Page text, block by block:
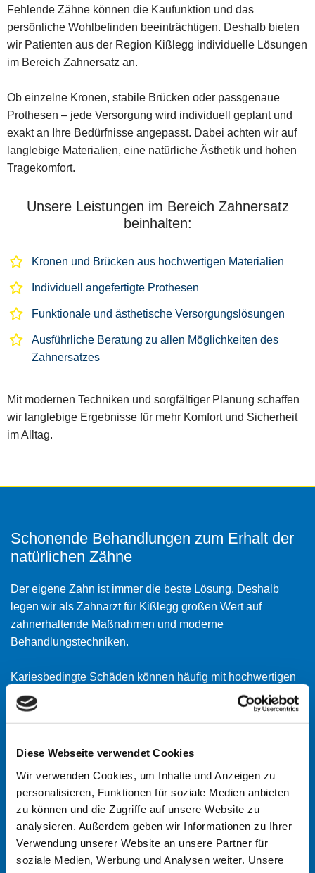
Diese Webseite verwendet Cookies
Wir verwenden Cookies, um Inhalte und Anzeigen zu
personalisieren, Funktionen für soziale Medien anbieten
zu können und die Zugriffe auf unsere Website zu
analysieren. Außerdem geben wir Informationen zu Ihrer
Verwendung unserer Website an unsere Partner für
soziale Medien, Werbung und Analysen weiter. Unsere
Fehlende Zähne können die Kaufunktion und das
persönliche Wohlbefinden beeinträchtigen. Deshalb bieten
wir Patienten aus der Region Kißlegg individuelle Lösungen
im Bereich Zahnersatz an.
Ob einzelne Kronen, stabile Brücken oder passgenaue
Prothesen – jede Versorgung wird individuell geplant und
exakt an Ihre Bedürfnisse angepasst. Dabei achten wir auf
langlebige Materialien, eine natürliche Ästhetik und hohen
Tragekomfort.
Unsere Leistungen im Bereich Zahnersatz
beinhalten:
Kronen und Brücken aus hochwertigen Materialien
Individuell angefertigte Prothesen
Funktionale und ästhetische Versorgungslösungen
Ausführliche Beratung zu allen Möglichkeiten des
Zahnersatzes
Mit modernen Techniken und sorgfältiger Planung schaffen
wir langlebige Ergebnisse für mehr Komfort und Sicherheit
im Alltag.
Schonende Behandlungen zum Erhalt der
natürlichen Zähne
Der eigene Zahn ist immer die beste Lösung. Deshalb
legen wir als Zahnarzt für Kißlegg großen Wert auf
zahnerhaltende Maßnahmen und moderne
Behandlungstechniken.
Kariesbedingte Schäden können häufig mit hochwertigen
Füllungen versorgt werden, die sich optisch harmonisch in
das natürliche Zahnbild einfügen. Auch bei entzündeten
den betroffenen Zahn möglichst dauerhaft zu erhalten.
Durch präzise Diagnostik und sorgfältige
Behandlungsschritte schaffen wir die Grundlage für
langfristige Zahngesundheit. Gleichzeitig achten wir auf
eine möglichst angenehme und entspannte
Behandlungssituation.